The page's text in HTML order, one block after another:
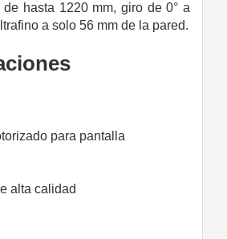
hasta 1220 mm, giro de 0° a
a solo 56 mm de la pared.
para pantalla
alta calidad